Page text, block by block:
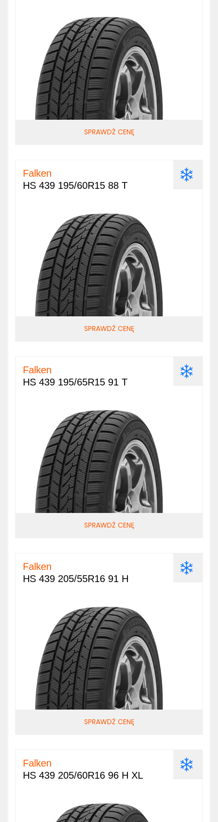
SPRAWDŹ CENĘ
Falken
HS 439 195/60R15 88 T
SPRAWDŹ CENĘ
Falken
HS 439 195/65R15 91 T
SPRAWDŹ CENĘ
Falken
HS 439 205/55R16 91 H
SPRAWDŹ CENĘ
Falken
HS 439 205/60R16 96 H XL